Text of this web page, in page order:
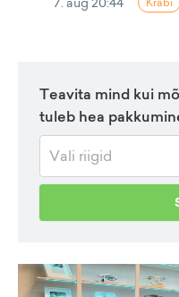
Teavita mind kui
tuleb hea
Vali riigid